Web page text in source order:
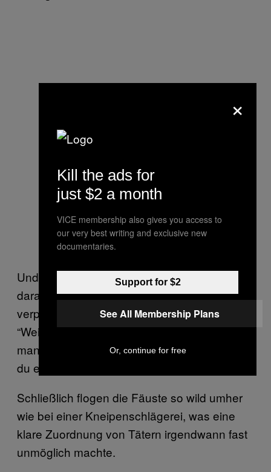
Und damit nicht genug. Die Iraker begannen
daraufhin wohl, sich auch gegenseitig zu
verprügeln. Der Grund dafür laut Sprecherin:
“Weil sie eine Frau geschlagen haben und
man sich den Vorwurf machte: ‘Wie kannst
du eine Frau schlagen? Das geht nicht.’”
Schließlich flogen die Fäuste so wild umher
wie bei einer Kneipenschlägerei, was eine
klare Zuordnung von Tätern irgendwann fast
unmöglich machte.
×
Kill the ads for
just $2 a month
VICE membership also gives you access to
our very best writing and exclusive new
documentaries.
Support for $2
See All Membership Plans
Or, continue for free